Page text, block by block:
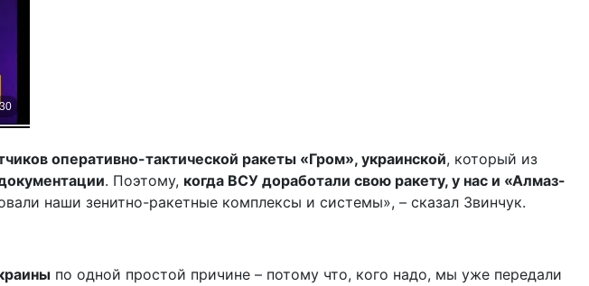
оперативно-тактической ракеты «Гром», украинской, который из
. Поэтому, когда ВСУ доработали свою ракету, у нас и «Алмаз-
наши зенитно-ракетные комплексы и системы», – сказал Звинчук.
по одной простой причине – потому что, кого надо, мы уже передали